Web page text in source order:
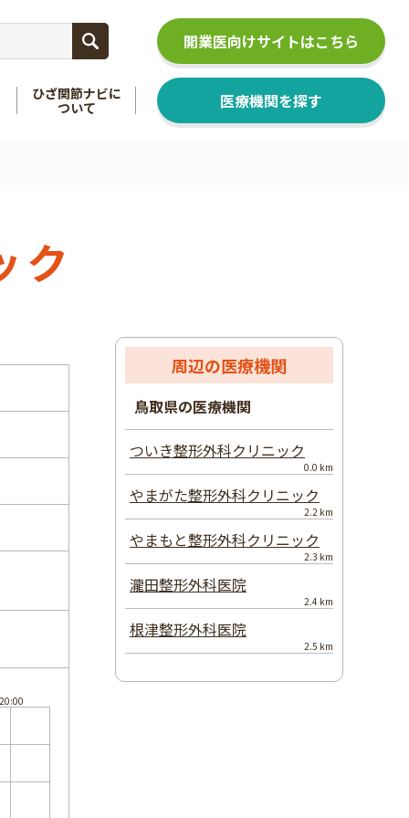
ひざ関節ナビに
ついて
医療機関を探す
開業医向けサイトはこちら
ク
周辺の医療機関
鳥取県の医療機関
ついき整形外科クリニック
0.0 km
やまがた整形外科クリニック
2.2 km
やまもと整形外科クリニック
2.3 km
瀧田整形外科医院
2.4 km
根津整形外科医院
2.5 km